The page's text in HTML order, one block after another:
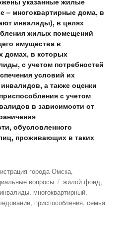
– многоквартирные дома, в
инвалиды), в целях
жилых помещений
имущества в
домах, в которых
с учетом потребностей
условий их
а также оценки
с учетом
в зависимости от
обусловленного
проживающих в таких
города Омска,
вопросы Метки
жилой фонд,
инвалиды, многоквартирный,
, приспособления,семья